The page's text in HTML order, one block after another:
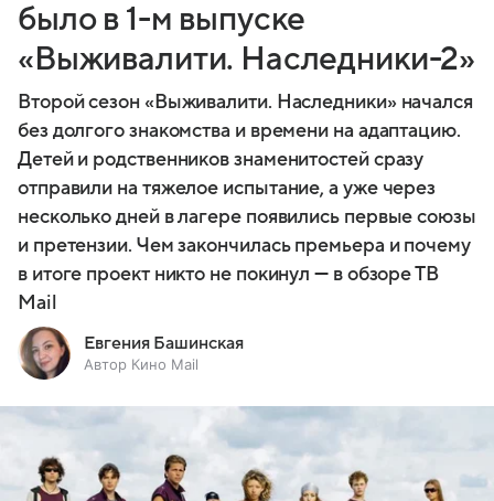
было в 1-м выпуске
«Выживалити. Наследники-2»
Второй сезон «Выживалити. Наследники» начался
без долгого знакомства и времени на адаптацию.
Детей и родственников знаменитостей сразу
отправили на тяжелое испытание, а уже через
несколько дней в лагере появились первые союзы
и претензии. Чем закончилась премьера и почему
в итоге проект никто не покинул — в обзоре ТВ
Mail
Евгения Башинская
Автор Кино Mail